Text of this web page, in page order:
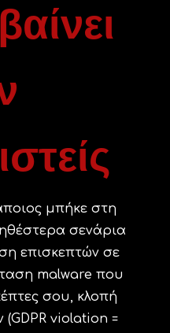
μπήκε στη
σενάρια
επισκεπτών σε
malware που
σου, κλοπή
violation =